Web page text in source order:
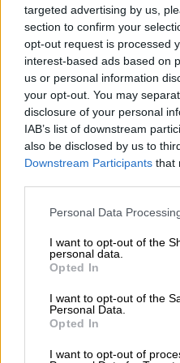
targeted advertising by us,
section to confirm your
opt-out request is processed
interest-based ads based on
us or personal information
your opt-out. You may
disclosure of your personal
IAB’s list of downstream
also be disclosed by us to
Downstream Participants that
Please note that this
not limited to your visit or
grant or deny consent to
use your data for below
consent section.
Personal Data
I want to opt-out of the
personal data.
Opted In
I want to opt-out of the
Personal Data.
Opted In
I want to opt-out of
φοιτητές -
αναπλήρωση των
αναβάλλονται θα
ΕΜΠ
Αναστέλλεται η
του ΕΜΠ λόγω
πρόγραμμα των
ΕΚΠΑ
εκπαιδευτική
και των Τμημάτων
για το διήμερο της